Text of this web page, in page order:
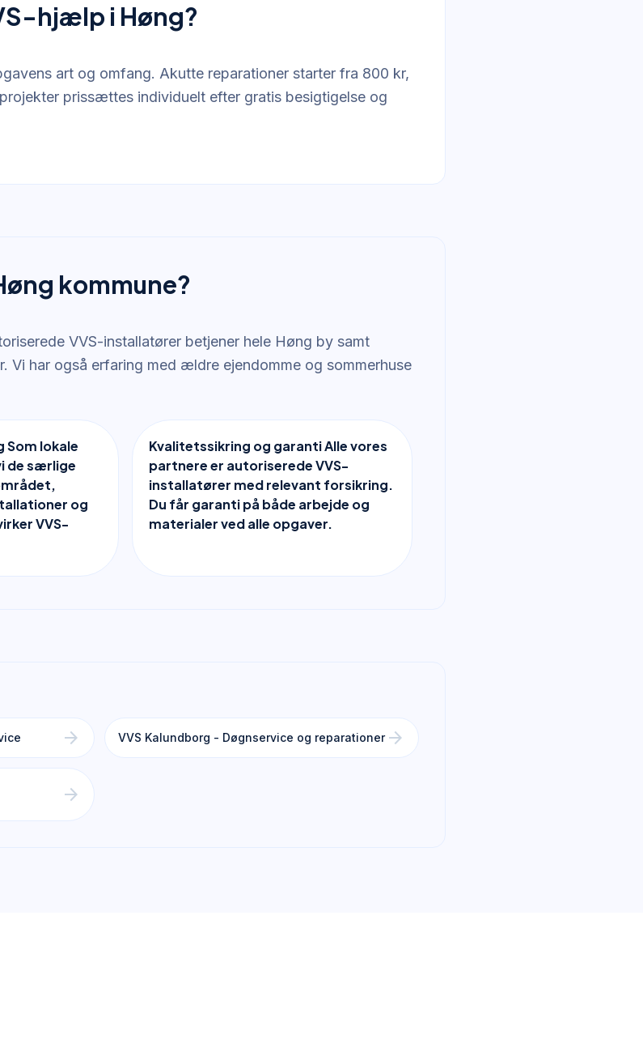
hjælp i Høng?
art og omfang. Akutte reparationer starter fra 800 kr,
prissættes individuelt efter gratis besigtigelse og
kommune?
VVS-installatører betjener hele Høng by samt
Vi har også erfaring med ældre ejendomme og sommerhuse
Som lokale
de særlige
og
VVS-
Kvalitetssikring og garanti Alle vores
partnere er autoriserede VVS-
installatører med relevant forsikring.
Du får garanti på både arbejde og
materialer ved alle opgaver.
arrow_forward VVS Kalundborg - Døgnservice og reparationer arrow_forward
arrow_forward